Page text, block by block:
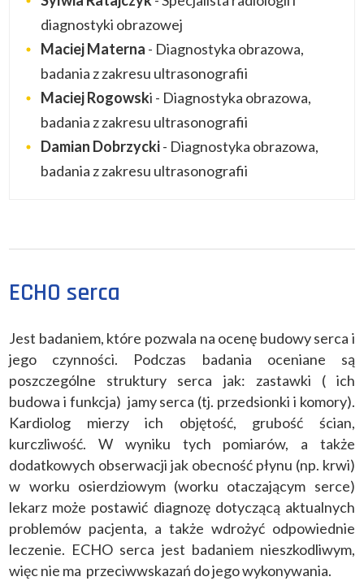
diagnostyki obrazowej
Maciej Materna - Diagnostyka obrazowa,
badania z zakresu ultrasonografii
Maciej Rogowski - Diagnostyka obrazowa,
badania z zakresu ultrasonografii
Damian Dobrzycki- Diagnostyka obrazowa,
badania z zakresu ultrasonografii
ECHO serca
Jest badaniem, które pozwala na ocenę budowy serca i
jego czynności. Podczas badania oceniane są
poszczególne struktury serca jak: zastawki ( ich
budowa i funkcja) jamy serca (tj. przedsionki i komory).
Kardiolog mierzy ich objętość, grubość ścian,
kurczliwość. W wyniku tych pomiarów, a także
dodatkowych obserwacji jak obecność płynu (np. krwi)
w worku osierdziowym (worku otaczającym serce)
lekarz może postawić diagnozę dotyczącą aktualnych
problemów pacjenta, a także wdrożyć odpowiednie
leczenie. ECHO serca jest badaniem nieszkodliwym,
więc nie ma przeciwwskazań do jego wykonywania.